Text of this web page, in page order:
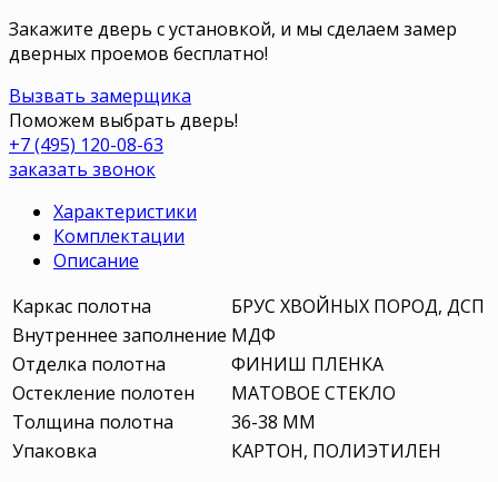
Закажите дверь с установкой, и мы сделаем замер
дверных проемов бесплатно!
Вызвать замерщика
Поможем выбрать дверь!
+7 (495) 120-08-63
заказать звонок
Характеристики
Комплектации
Описание
Каркас полотна
БРУС ХВОЙНЫХ ПОРОД, ДСП
Внутреннее заполнение МДФ
Отделка полотна
ФИНИШ ПЛЕНКА
Остекление полотен
МАТОВОЕ СТЕКЛО
Толщина полотна
36-38 ММ
Упаковка
КАРТОН, ПОЛИЭТИЛЕН